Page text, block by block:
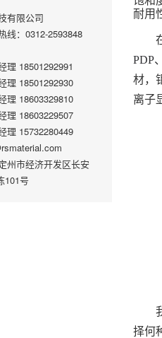
有限公司
线：0312-2593848
理 18501292991
理 18501292930
理 18603329810
理 18603229507
理 15732280449
州市经济开发区长安
101号
耐用
PDP
材，
离子
择何